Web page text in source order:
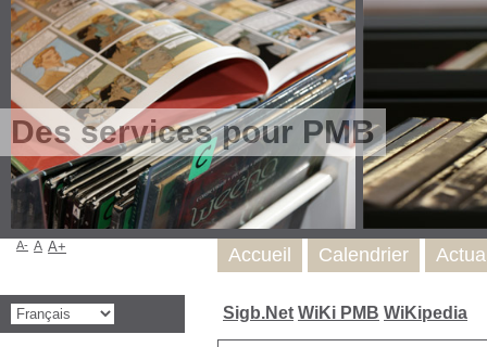
Des services pour PMB
Sigb.Net WiKi PMB WiKipedia
Accueil Calendrier
A- A A+